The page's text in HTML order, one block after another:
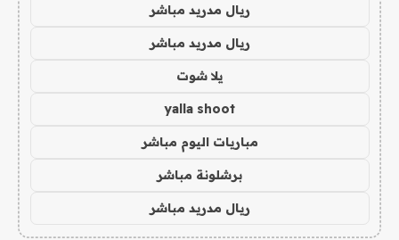
ريال مدريد مباشر
ريال مدريد مباشر
يلا شوت
yalla shoot
مباريات اليوم مباشر
برشلونة مباشر
ريال مدريد مباشر